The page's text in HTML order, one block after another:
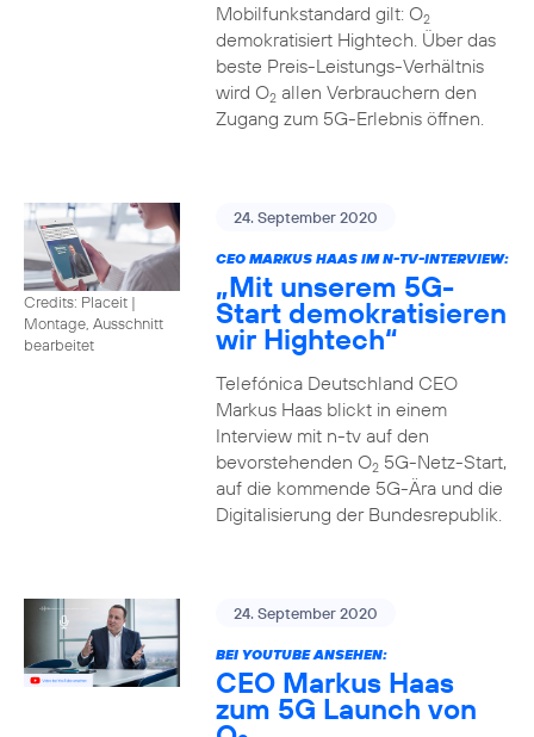
Mobilfunkstandard gilt: O2
demokratisiert Hightech. Über das
beste Preis-Leistungs-Verhältnis
wird O2allen Verbrauchern den
Zugang zum 5G-Erlebnis öffnen.
Credits: Placeit |
Montage, Ausschnitt
bearbeitet
24. September 2020
CEO MARKUS HAAS IM N-TV-INTERVIEW:
„Mit unserem 5G-
Start demokratisieren
wir Hightech“
Telefónica Deutschland CEO
Markus Haas blickt in einem
Interview mit n-tv auf den
bevorstehenden O25G-Netz-Start,
auf die kommende 5G-Ära und die
Digitalisierung der Bundesrepublik.
24. September 2020
BEI YOUTUBE ANSEHEN:
CEO Markus Haas
zum 5G Launch von